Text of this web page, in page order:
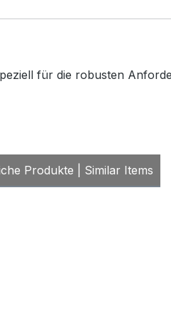
für die robusten
Produkte | Similar Items